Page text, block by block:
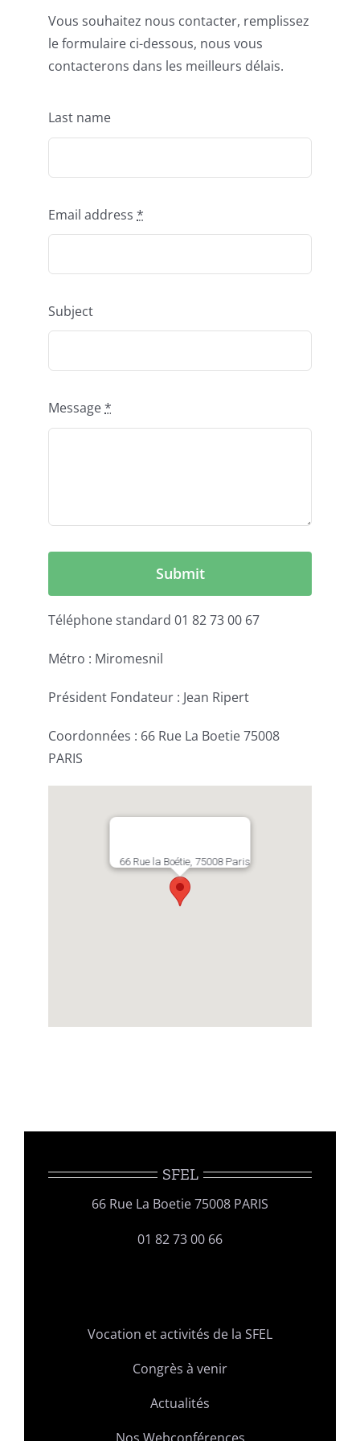
Publications
Vous souhaitez nous contacter, remplissez
le formulaire ci-dessous, nous vous
contacterons dans les meilleurs délais.
Last name
Email address *
Subject
Message*
Submit
Téléphone standard 01 82 73 00 67
Métro : Miromesnil
Président Fondateur : Jean Ripert
Coordonnées : 66 Rue La Boetie 75008
PARIS
66 Rue la Boétie, 75008 Paris
SFEL
66 Rue La Boetie 75008 PARIS
01 82 73 00 66
Vocation et activités de la SFEL
Congrès à venir
Actualités